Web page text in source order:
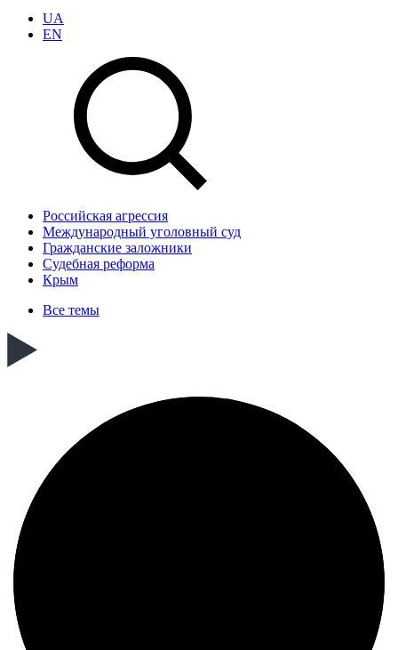
UA
EN
Российская агрессия
Международный уголовный суд
Гражданские заложники
Судебная реформа
Крым
Все темы